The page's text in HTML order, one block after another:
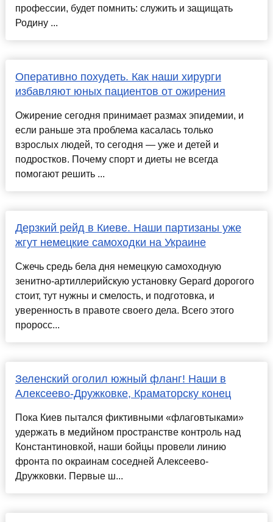
профессии, будет помнить: служить и защищать
Родину ...
Оперативно похудеть. Как наши хирурги
избавляют юных пациентов от ожирения
Ожирение сегодня принимает размах эпидемии, и
если раньше эта проблема касалась только
взрослых людей, то сегодня — уже и детей и
подростков. Почему спорт и диеты не всегда
помогают решить ...
Дерзкий рейд в Киеве. Наши партизаны уже
жгут немецкие самоходки на Украине
Сжечь средь бела дня немецкую самоходную
зенитно-артиллерийскую установку Gepard дорогого
стоит, тут нужны и смелость, и подготовка, и
уверенность в правоте своего дела. Всего этого
проросс...
Зеленский оголил южный фланг! Наши в
Алексеево-Дружковке, Краматорску конец
Пока Киев пытался фиктивными «флаговтыками»
удержать в медийном пространстве контроль над
Константиновкой, наши бойцы провели линию
фронта по окраинам соседней Алексеево-
Дружковки. Первые ш...